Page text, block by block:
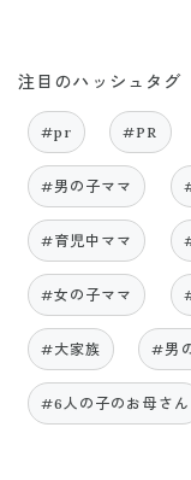
注目のハッシュタグ
#pr #PR
#男の子ママ
#育児中ママ
#女の子ママ
#大家族 #男
#6人の子のお母さん